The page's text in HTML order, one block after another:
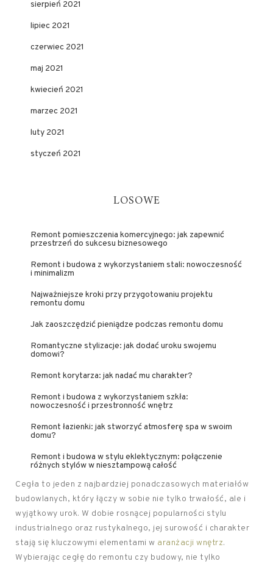
sierpień 2021
lipiec 2021
czerwiec 2021
maj 2021
kwiecień 2021
marzec 2021
luty 2021
styczeń 2021
LOSOWE
Remont pomieszczenia komercyjnego: jak zapewnić
przestrzeń do sukcesu biznesowego
Remont i budowa z wykorzystaniem stali: nowoczesność
i minimalizm
Najważniejsze kroki przy przygotowaniu projektu
remontu domu
Jak zaoszczędzić pieniądze podczas remontu domu
Romantyczne stylizacje: jak dodać uroku swojemu
domowi?
Remont korytarza: jak nadać mu charakter?
Remont i budowa z wykorzystaniem szkła:
nowoczesność i przestronność wnętrz
Remont łazienki: jak stworzyć atmosferę spa w swoim
domu?
Remont i budowa w stylu eklektycznym: połączenie
różnych stylów w niesztampową całość
Cegła to jeden z najbardziej ponadczasowych materiałów
budowlanych, który łączy w sobie nie tylko trwałość, ale i
wyjątkowy urok. W dobie rosnącej popularności stylu
industrialnego oraz rustykalnego, jej surowość i charakter
stają się kluczowymi elementami w aranżacji wnętrz.
Wybierając cegłę do remontu czy budowy, nie tylko